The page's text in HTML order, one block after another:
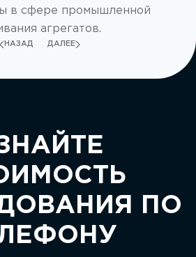
в сфере промышленной
агрегатов.
НАЗАД ДАЛЕЕ
ПО